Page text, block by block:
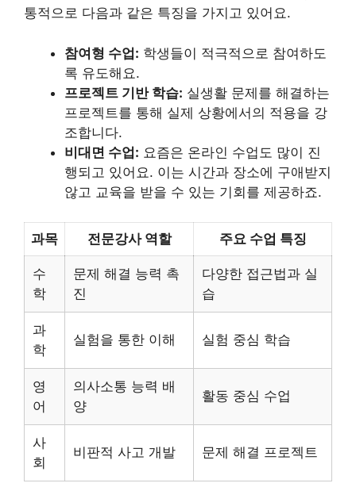
통적으로 다음과 같은 특징을 가지고 있어요.
참여형 수업: 학생들이 적극적으로 참여하도
록 유도해요.
프로젝트 기반 학습: 실생활 문제를 해결하는
프로젝트를 통해 실제 상황에서의 적용을 강
조합니다.
비대면 수업: 요즘은 온라인 수업도 많이 진
행되고 있어요. 이는 시간과 장소에 구애받지
않고 교육을 받을 수 있는 기회를 제공하죠.
과목 전문강사 역할 주요 수업 특징
수
학
문제 해결 능력 촉
진
다양한 접근법과 실
습
과
학
실험을 통한 이해 실험 중심 학습
영
어
의사소통 능력 배
양
활동 중심 수업
사
회
비판적 사고 개발 문제 해결 프로젝트